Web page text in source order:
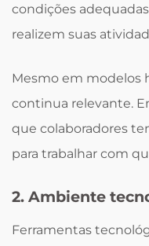
condições
realizem suas
Mesmo em modelos
continua relevante.
que colaboradores
para trabalhar com
2. Ambiente
Ferramentas